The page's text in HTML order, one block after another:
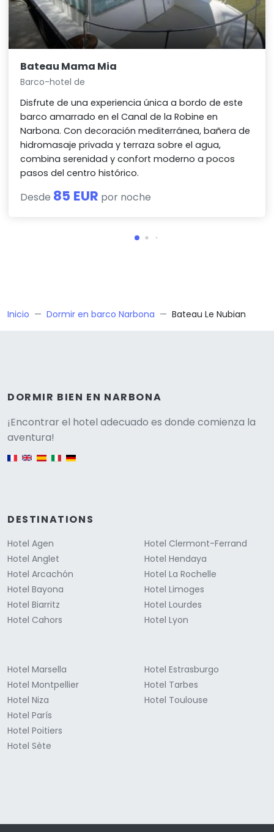
Bateau Mama Mia
Barco-hotel de
Disfrute de una experiencia única a bordo de este
barco amarrado en el Canal de la Robine en
Narbona. Con decoración mediterránea, bañera de
hidromasaje privada y terraza sobre el agua,
combina serenidad y confort moderno a pocos
pasos del centro histórico.
Desde 85 EUR por noche
Inicio Dormir en barco Narbona Bateau Le Nubian
DORMIR BIEN EN NARBONA
¡Encontrar el hotel adecuado es donde comienza la
aventura!
DESTINATIONS
Hotel Agen
Hotel Anglet
Hotel Arcachón
Hotel Bayona
Hotel Biarritz
Hotel Cahors
Hotel Clermont-Ferrand
Hotel Hendaya
Hotel La Rochelle
Hotel Limoges
Hotel Lourdes
Hotel Lyon
Hotel Marsella
Hotel Montpellier
Hotel Niza
Hotel París
Hotel Poitiers
Hotel Sète
Hotel Estrasburgo
Hotel Tarbes
Hotel Toulouse